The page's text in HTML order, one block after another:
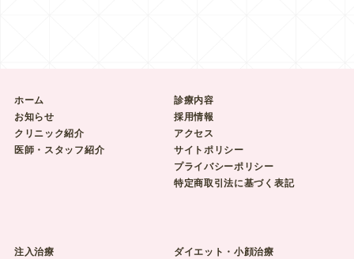
ホーム
お知らせ
クリニック紹介
医師・スタッフ紹介
診療内容
採用情報
アクセス
サイトポリシー
プライバシーポリシー
特定商取引法に基づく表記
注入治療
ダイエット・小顔治療